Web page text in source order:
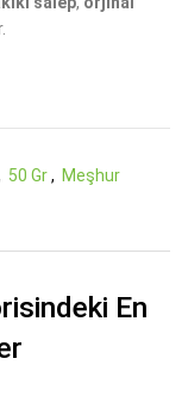
50 Gr, Meşhur
En